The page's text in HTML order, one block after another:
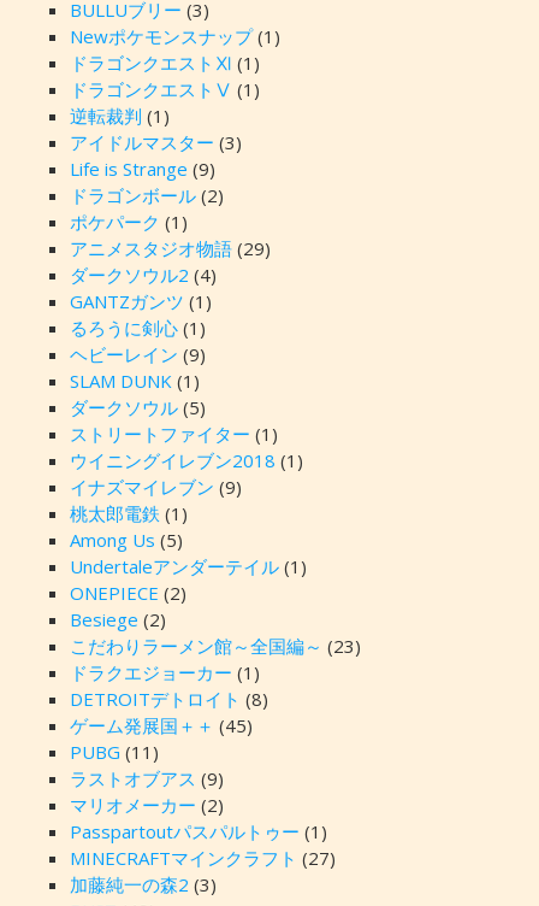
BULLUブリー (3)
Newポケモンスナップ(1)
ドラゴンクエストⅪ (1)
ドラゴンクエストⅤ (1)
逆転裁判 (1)
アイドルマスター (3)
Life is Strange (9)
ドラゴンボール(2)
ポケパーク (1)
アニメスタジオ物語(29)
ダークソウル2 (4)
GANTZガンツ (1)
るろうに剣心(1)
ヘビーレイン (9)
SLAM DUNK(1)
ダークソウル(5)
ストリートファイター (1)
ウイニングイレブン2018 (1)
イナズマイレブン (9)
桃太郎電鉄 (1)
Among Us (5)
Undertaleアンダーテイル(1)
ONEPIECE (2)
Besiege (2)
こだわりラーメン館～全国編～ (23)
ドラクエジョーカー (1)
DETROITデトロイト (8)
ゲーム発展国＋＋ (45)
PUBG (11)
ラストオブアス (9)
マリオメーカー (2)
Passpartoutパスパルトゥー (1)
MINECRAFTマインクラフト (27)
加藤純一の森2 (3)